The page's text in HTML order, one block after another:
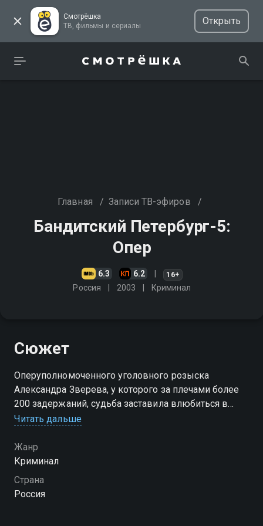
Смотрёшка
ТВ, фильмы и сериалы
Открыть
Главная / Записи ТВ-эфиров /
Бандитский Петербург-5:
Опер
6.3 6.2 16+
Россия 2003 Криминал
Сюжет
Оперуполномоченного уголовного розыска
Александра Зверева, у которого за плечами более
200 задержаний, судьба заставила влюбиться в
корыстную женщину, из-за которой ему пришлось
сесть в тюрьму
Читать дальше
Жанр
Криминал
Страна
Россия